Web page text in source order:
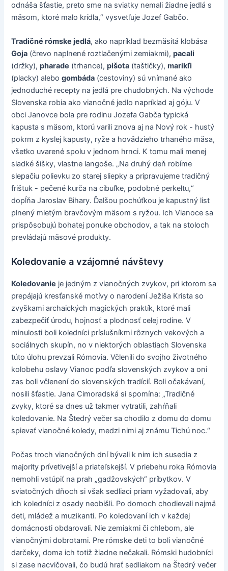
odnáša šťastie, preto sme na sviatky nemali žiadne jedlá s
mäsom, ktoré malo krídla,“ vysvetľuje Jozef Gabčo.
Tradičné rómske jedlá, ako napríklad bezmäsitá klobása
Goja (črevo naplnené roztlačenými zemiakmi),pacali
(držky),pharade (trhance),pišota (taštičky),marikľi
(placky) alebogombáda (cestoviny) sú vnímané ako
jednoduché recepty na jedlá pre chudobných. Na východe
Slovenska robia ako vianočné jedlo napríklad aj góju. V
obci Janovce bola pre rodinu Jozefa Gabča typická
kapusta s mäsom, ktorú varili znova aj na Nový rok - hustý
pokrm z kyslej kapusty, ryže a hovädzieho trhaného mäsa,
všetko uvarené spolu v jednom hrnci. K tomu mali menej
sladké šišky, vlastne langoše. „Na druhý deň robíme
slepačiu polievku zo starej sliepky a pripravujeme tradičný
frištuk - pečené kurča na cibuľke, podobné perkeltu,“
dopĺňa Jaroslav Bihary. Ďalšou pochúťkou je kapustný list
plnený mletým bravčovým mäsom s ryžou. Ich Vianoce sa
prispôsobujú bohatej ponuke obchodov, a tak na stoloch
prevládajú mäsové produkty.
Koledovanie a vzájomné návštevy
Koledovanie je jedným z vianočných zvykov, pri ktorom sa
prepájajú kresťanské motívy o narodení Ježiša Krista so
zvyškami archaických magických praktík, ktoré mali
zabezpečiť úrodu, hojnosť a plodnosť celej rodine. V
minulosti boli koledníci príslušníkmi rôznych vekových a
sociálnych skupín, no v niektorých oblastiach Slovenska
túto úlohu prevzali Rómovia. Včlenili do svojho životného
kolobehu oslavy Vianoc podľa slovenských zvykov a oni
zas boli včlenení do slovenských tradícií. Boli očakávaní,
nosili šťastie. Jana Cimoradská si spomína: „Tradičné
zvyky, ktoré sa dnes už takmer vytratili, zahŕňali
koledovanie. Na Štedrý večer sa chodilo z domu do domu
spievať vianočné koledy, medzi nimi aj známu Tichú noc.“
Počas troch vianočných dní bývali k nim ich susedia z
majority prívetivejší a priateľskejší. V priebehu roka Rómovia
nemohli vstúpiť na prah „gadžovských“ príbytkov. V
sviatočných dňoch si však sedliaci priam vyžadovali, aby
ich koledníci z osady neobišli. Po domoch chodievali najmä
deti, mládež a muzikanti. Po koledovaní ich v každej
domácnosti obdarovali. Nie zemiakmi či chlebom, ale
vianočnými dobrotami. Pre rómske deti to boli vianočné
darčeky, doma ich totiž žiadne nečakali. Rómski hudobníci
si zase nacvičovali, čo budú hrať sedliakom na Štedrý večer